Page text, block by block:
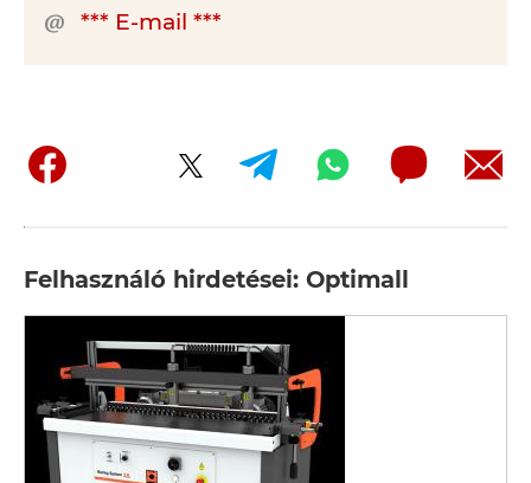
*** E-mail ***
Felhasználó hirdetései: Optimall